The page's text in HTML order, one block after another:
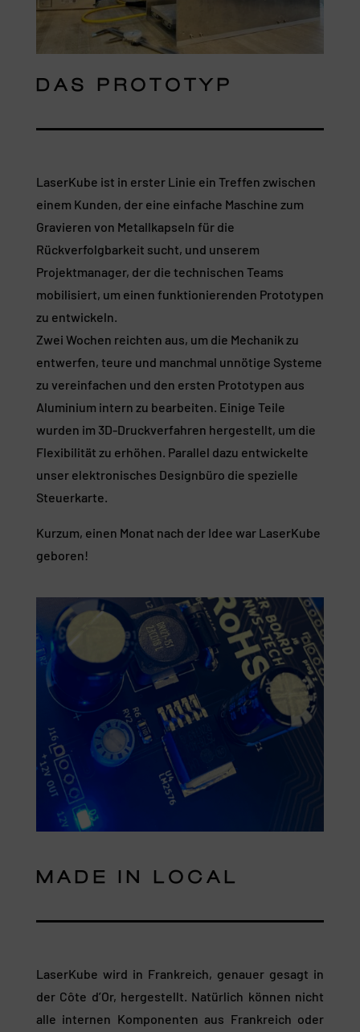
DAS PROTOTYP
LaserKube ist in erster Linie ein Treffen zwischen
einem Kunden, der eine einfache Maschine zum
Gravieren von Metallkapseln für die
Rückverfolgbarkeit sucht, und unserem
Projektmanager, der die technischen Teams
mobilisiert, um einen funktionierenden Prototypen
zu entwickeln.
Zwei Wochen reichten aus, um die Mechanik zu
entwerfen, teure und manchmal unnötige Systeme
zu vereinfachen und den ersten Prototypen aus
Aluminium intern zu bearbeiten. Einige Teile
wurden im 3D-Druckverfahren hergestellt, um die
Flexibilität zu erhöhen. Parallel dazu entwickelte
unser elektronisches Designbüro die spezielle
Steuerkarte.
Kurzum, einen Monat nach der Idee war LaserKube
geboren!
MADE IN LOCAL
LaserKube wird in Frankreich, genauer gesagt in
der Côte d’Or, hergestellt. Natürlich können nicht
alle internen Komponenten aus Frankreich oder